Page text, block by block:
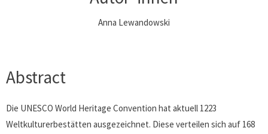
Anna Lewandowski
Abstract
Die UNESCO World Heritage Convention hat aktuell 1223
Weltkulturerbestätten ausgezeichnet. Diese verteilen sich auf 168